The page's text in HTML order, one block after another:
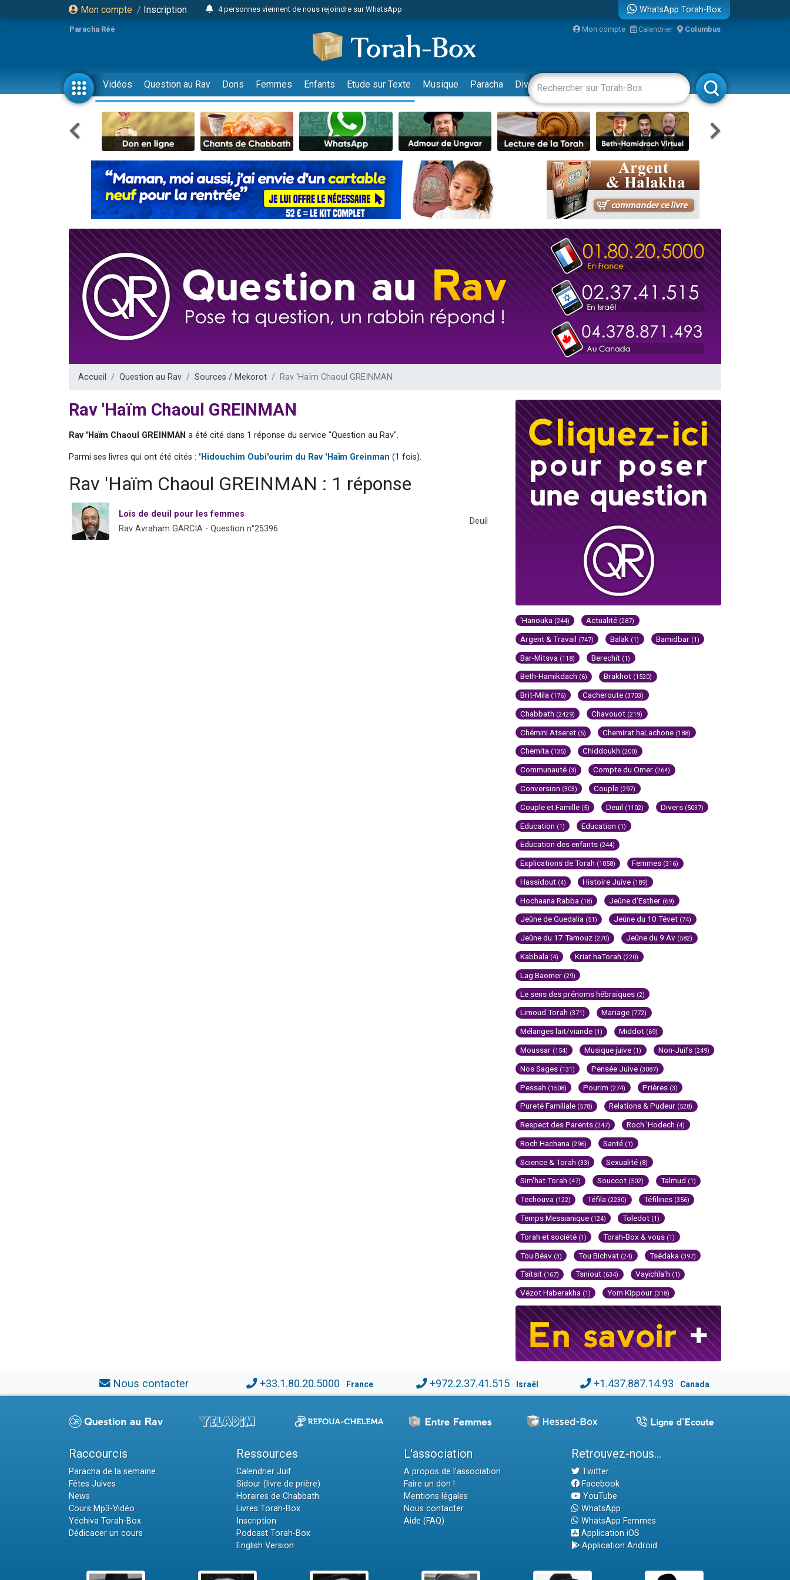
Mon compte / Inscription
4 personnes viennent de nous rejoindre sur WhatsApp
Odaya vient de donner son Maasser
3 personnes viennent de faire un don pour 5 jours de vacances aux Orphelins
3 personnes viennent de faire un don pour Diane, 80 ans, dans un appartement insalubre
13 personnes viennent de demander une bénédiction
2 personnes viennent de nous rejoindre sur WhatsApp
30 personnes viennent de faire un don pour Sauvez la jambe de Yohan
Il reste 49 places pour étudier en groupe sur Zoom
12 nouvelles musiques dans Torah-Box Music
3 personnes viennent de nous rejoindre sur WhatsApp
2 personnes viennent de nous rejoindre sur WhatsApp
3 personnes viennent de nous rejoindre sur WhatsApp
2 nouvelles musiques dans Torah-Box Music
8 personnes viennent de faire un don pour Tsédaka : pauvres d'Israel
Nouvelle émission radio : Visions de grandeur n°104 : Le Chabbath et le Birkat Hamazone à travers le temps
61 personnes viennent de demander une bénédiction
Ariel vient de donner son Maasser
Il reste 49 places pour étudier en groupe sur Zoom
WhatsApp Torah-Box
Paracha Réé Mon compte Calendrier Columbus
Vidéos Question au Rav Dons Femmes Enfants Etude sur Texte Musique Paracha Divertissements Livres Rabbanim
Accueil Question au Rav Sources / Mekorot Rav 'Haïm Chaoul GREINMAN
Rav 'Haïm Chaoul GREINMAN
Rav 'Haïm Chaoul GREINMAN a été cité dans 1 réponse du service "Question au Rav".
Parmi ses livres qui ont été cités : 'Hidouchim Oubi'ourim du Rav 'Haïm Greinman (1 fois).
Rav 'Haïm Chaoul GREINMAN : 1 réponse
Lois de deuil pour les femmes
Rav Avraham GARCIA - Question n°25396
Deuil
'Hanouka (244) Actualité (287)
Argent & Travail (747) Balak (1) Bamidbar (1)
Bar-Mitsva (118) Berechit (1)
Beth-Hamikdach (6) Brakhot (1520)
Brit-Mila (176) Cacheroute (3703)
Chabbath (2429) Chavouot (219)
Chémini Atseret (5) Chemirat haLachone (188)
Chemita (135) Chiddoukh (200)
Communauté (3) Compte du Omer (264)
Conversion (303) Couple (297)
Couple et Famille (5) Deuil (1102) Divers (5037)
Education (1) Education (1)
Education des enfants (244)
Explications de Torah (1058) Femmes (316)
Hassidout (4) Histoire Juive (189)
Hochaana Rabba (18) Jeûne d'Esther (69)
Jeûne de Guedalia (51) Jeûne du 10 Tévet (74)
Jeûne du 17 Tamouz (270) Jeûne du 9 Av (582)
Kabbala (4) Kriat haTorah (220)
Lag Baomer (29)
Le sens des prénoms hébraïques (2)
Limoud Torah (371) Mariage (772)
Mélanges lait/viande (1) Middot (69)
Moussar (154) Musique juive (1) Non-Juifs (249)
Nos Sages (131) Pensée Juive (3087)
Pessah (1508) Pourim (274) Prières (3)
Pureté Familiale (578) Relations & Pudeur (528)
Respect des Parents (247) Roch 'Hodech (4)
Roch Hachana (296) Santé (1)
Science & Torah (33) Sexualité (8)
Sim'hat Torah (47) Souccot (502) Talmud (1)
Techouva (122) Téfila (2230) Téfilines (356)
Temps Messianique (124) Toledot (1)
Torah et société (1) Torah-Box & vous (1)
Tou Béav (3) Tou Bichvat (24) Tsédaka (397)
Tsitsit (167) Tsniout (634) Vayichla'h (1)
Vézot Haberakha (1) Yom Kippour (318)
Nous contacter +33.1.80.20.5000 France +972.2.37.41.515 Israël +1.437.887.14.93 Canada
Raccourcis
Paracha de la semaine
Fêtes Juives
News
Cours Mp3-Vidéo
Yéchiva Torah-Box
Dédicacer un cours
Ressources
Calendrier Juif
Sidour (livre de prière)
Horaires de Chabbath
Livres Torah-Box
Inscription
Podcast Torah-Box
English Version
L'association
A propos de l'association
Faire un don !
Mentions légales
Nous contacter
Aide (FAQ)
Retrouvez-nous...
Twitter
Facebook
YouTube
WhatsApp
WhatsApp Femmes
Application iOS
Application Android